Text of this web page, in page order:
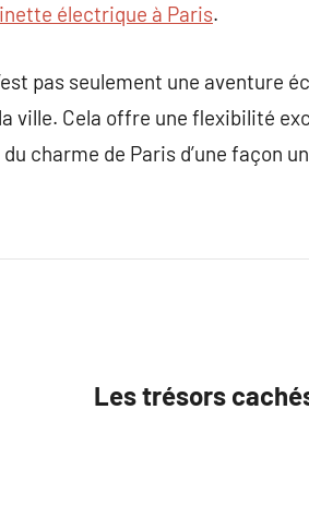
électrique à Paris.
pas seulement une aventure
ville. Cela offre une flexibilité
charme de Paris d’une façon
Les trésors